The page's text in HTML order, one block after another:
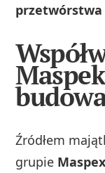
przetwórstwa
Źródłem
grupie Maspex